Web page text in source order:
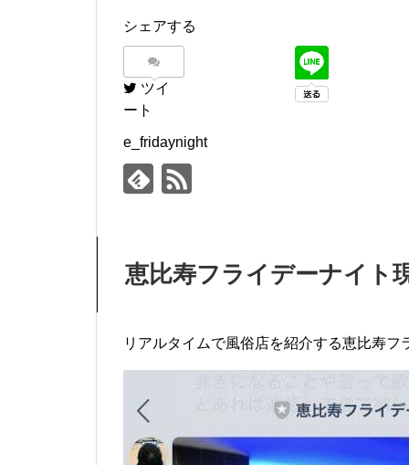
シェアする
ツイ
ート
e_fridaynight
恵比寿フライデーナイト
リアルタイムで風俗店を紹介する恵比寿